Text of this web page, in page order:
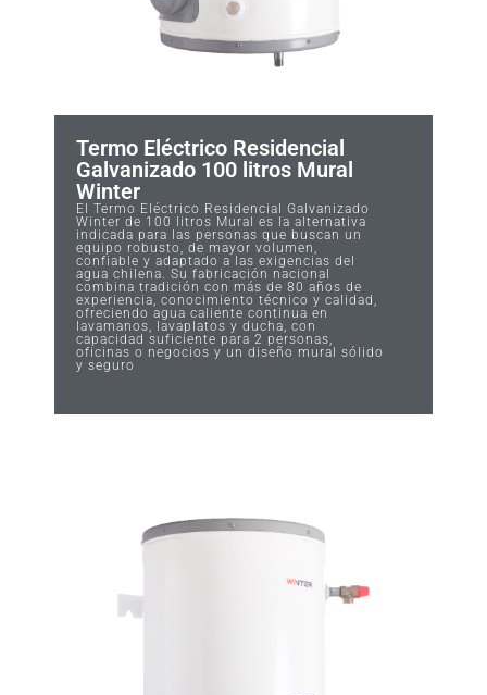
Termo Eléctrico Residencial
Galvanizado 100 litros Mural
Winter
El Termo Eléctrico Residencial Galvanizado
Winter de 100 litros Mural es la alternativa
indicada para las personas que buscan un
equipo robusto, de mayor volumen,
confiable y adaptado a las exigencias del
agua chilena. Su fabricación nacional
combina tradición con más de 80 años de
experiencia, conocimiento técnico y calidad,
ofreciendo agua caliente continua en
lavamanos, lavaplatos y ducha, con
capacidad suficiente para 2 personas,
oficinas o negocios y un diseño mural sólido
y seguro